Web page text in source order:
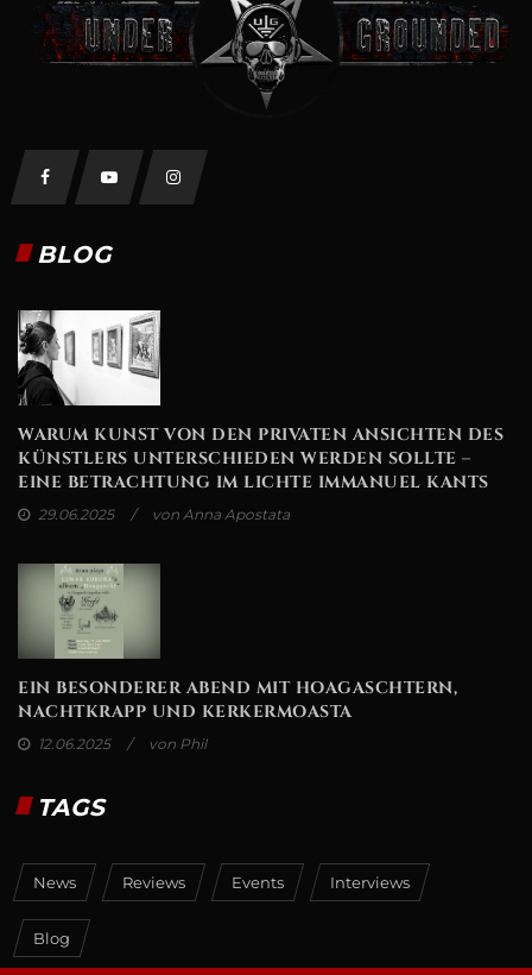
BLOG
WARUM KUNST VON DEN PRIVATEN ANSICHTEN DES
KÜNSTLERS UNTERSCHIEDEN WERDEN SOLLTE –
EINE BETRACHTUNG IM LICHTE IMMANUEL KANTS
29.06.2025 von Anna Apostata
EIN BESONDERER ABEND MIT HOAGASCHTERN,
NACHTKRAPP UND KERKERMOASTA
12.06.2025 von Phil
TAGS
News Reviews Events Interviews
Blog